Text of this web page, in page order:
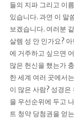
들의 지파 그리고 이
있습니다. 과연 이 말
보겠습니다. 여러분
살렘 성 안 인가요?
에 거주하고 싶으면
많은 헌신을 했는가
한 세계 여러 곳에서
이 많은 사람? 성경
을 우선순위에 두고
트 청약 당첨권을 얻